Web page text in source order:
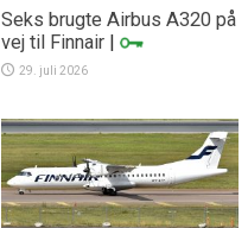
Seks brugte Airbus A320 på
vej til Finnair |
29. juli 2026